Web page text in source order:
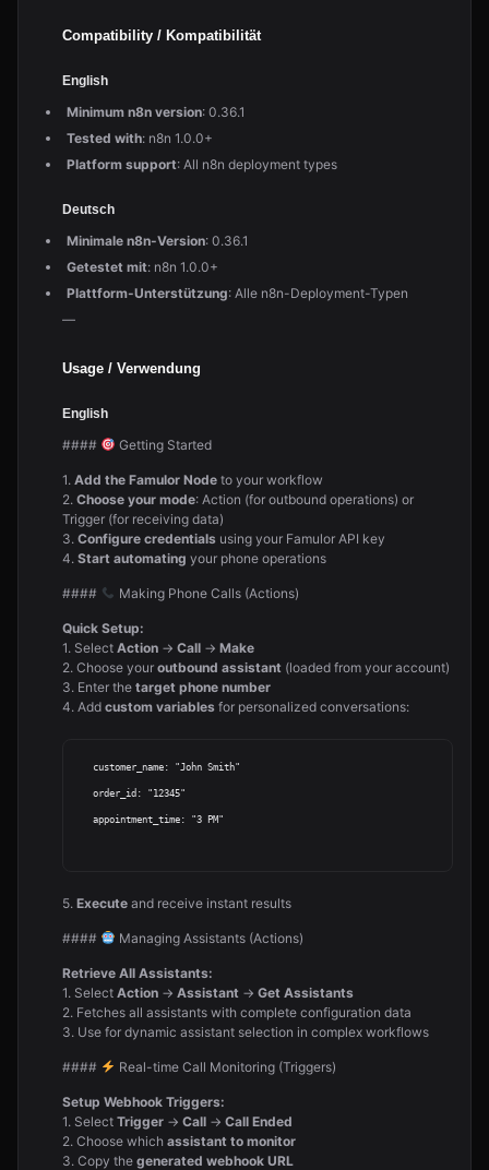
Compatibility / Kompatibilität
English
Minimum n8n version: 0.36.1
Tested with: n8n 1.0.0+
Platform support: All n8n deployment types
Deutsch
Minimale n8n-Version: 0.36.1
Getestet mit: n8n 1.0.0+
Plattform-Unterstützung: Alle n8n-Deployment-Typen
—
Usage / Verwendung
English
#### Getting Started
1. Add the Famulor Node to your workflow
2. Choose your mode: Action (for outbound operations) or
Trigger (for receiving data)
3. Configure credentials using your Famulor API key
4. Start automating your phone operations
#### Making Phone Calls (Actions)
Quick Setup:
1. Select Action → Call → Make
2. Choose your outbound assistant (loaded from your account)
3. Enter the target phone number
4. Add custom variables for personalized conversations:
5. Execute and receive instant results
#### Managing Assistants (Actions)
Retrieve All Assistants:
1. Select Action → Assistant → Get Assistants
2. Fetches all assistants with complete configuration data
3. Use for dynamic assistant selection in complex workflows
#### Real-time Call Monitoring (Triggers)
Setup Webhook Triggers:
1. Select Trigger → Call → Call Ended
2. Choose which assistant to monitor
3. Copy the generated webhook URL